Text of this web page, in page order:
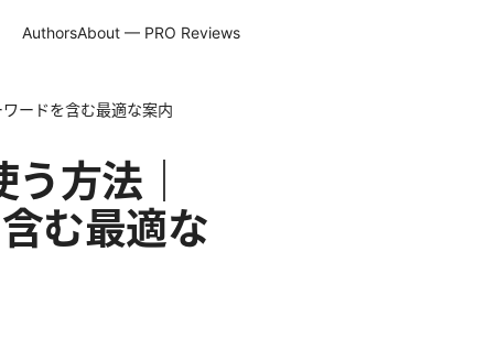
AuthorsAbout — PRO Reviews
ードを含む最適な案内
方法｜
む最適な